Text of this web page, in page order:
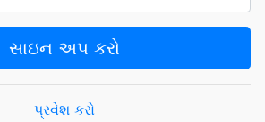
સાઇન અપ કરો
પ્રવેશ કરો